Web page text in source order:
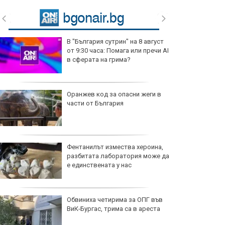
В "България сутрин" на 8 август
от 9:30 часа: Помага или пречи AI
в сферата на грима?
Оранжев код за опасни жеги в
части от България
Фентанилът измества хероина,
разбитата лаборатория може да
е единствената у нас
Обвиниха четирима за ОПГ във
ВиК-Бургас, трима са в ареста